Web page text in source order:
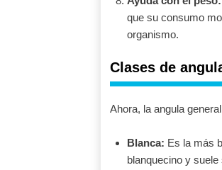
que su consumo
organismo.
Clases de
Ahora, la angula
Blanca: Es la más
blanquecino y